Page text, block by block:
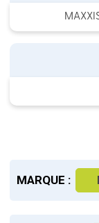
MARQUE :